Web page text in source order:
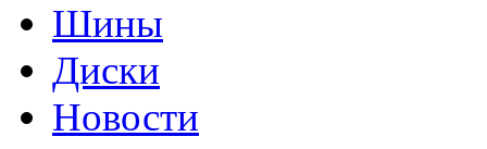
Шины
Диски
Новости